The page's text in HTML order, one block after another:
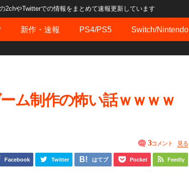
2chやTwitterでの情報をまとめて速報更新しています
新作・速報 PS4/PS5 Switch/Nintendo
ム制作の怖い話ｗｗｗｗ
3コメント 見る
Facebook Twitter はてブ Pocket Feedly